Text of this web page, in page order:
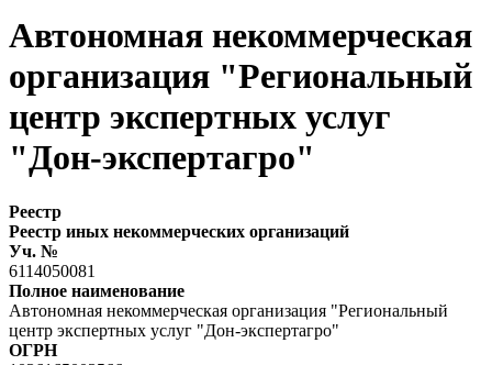
Автономная некоммерческая
организация "Региональный
центр экспертных услуг
"Дон-экспертагро"
Реестр
Реестр иных некоммерческих организаций
Уч. №
6114050081
Полное наименование
Автономная некоммерческая организация "Региональный
центр экспертных услуг "Дон-экспертагро"
ОГРН